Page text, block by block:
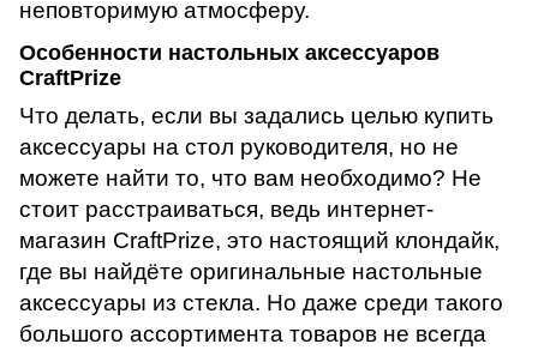
неповторимую атмосферу.
Особенности настольных аксессуаров
CraftPrize
Что делать, если вы задались целью купить
аксессуары на стол руководителя, но не
можете найти то, что вам необходимо? Не
стоит расстраиваться, ведь интернет-
магазин CraftPrize, это настоящий клондайк,
где вы найдёте оригинальные настольные
аксессуары из стекла. Но даже среди такого
большого ассортимента товаров не всегда